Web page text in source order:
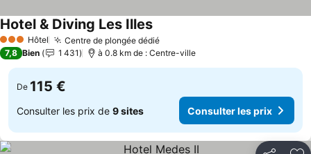
3 ÉtoilesHôtel Centre de plongée dédiéConsulter les prix
Hotel & Diving Les IllesConsulter les prix
7,8 Bien 1 431 à 0.8 km de : Centre-ville
De 115 €
Consulter les prix de 9 sites Consulter les prix